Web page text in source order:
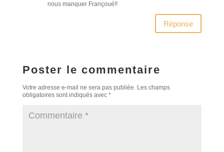
nous manquer Françoué!!
Réponse
Poster le commentaire
Votre adresse e-mail ne sera pas publiée. Les champs
obligatoires sont indiqués avec *